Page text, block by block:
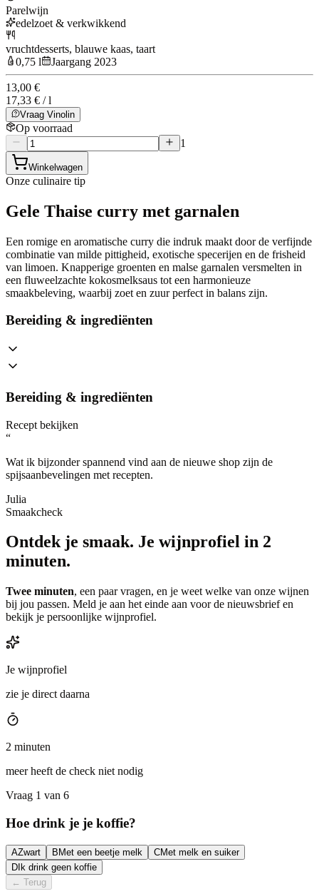
Parelwijn
edelzoet & verkwikkend
vruchtdesserts, blauwe kaas, taart
0,75 l
Jaargang 2023
13,00 €
17,33 € / l
Vraag Vinolin
Op voorraad
1
Winkelwagen
Onze culinaire tip
Gele Thaise curry met garnalen
Een romige en aromatische curry die indruk maakt door de verfijnde
combinatie van milde pittigheid, exotische specerijen en de frisheid
van limoen. Knapperige groenten en malse garnalen versmelten in
een fluweelzachte kokosmelksaus tot een harmonieuze
smaakbeleving, waarbij zoet en zuur perfect in balans zijn.
Bereiding & ingrediënten
Bereiding & ingrediënten
Recept bekijken
“
Wat ik bijzonder spannend vind aan de nieuwe shop zijn de
spijsaanbevelingen met recepten.
Julia
Smaakcheck
Ontdek je smaak. Je wijnprofiel in 2
minuten.
Twee minuten, een paar vragen, en je weet welke van onze wijnen
bij jou passen. Meld je aan het einde aan voor de nieuwsbrief en
bekijk je persoonlijke wijnprofiel.
Je wijnprofiel
zie je direct daarna
2 minuten
meer heeft de check niet nodig
Vraag 1 van 6
Hoe drink je je koffie?
AZwart B Met een beetje melk CMet melk en suiker
D Ik drink geen koffie
← Terug